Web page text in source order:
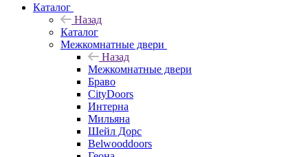
Каталог
Назад
Каталог
Межкомнатные двери
Назад
Межкомнатные двери
Браво
CityDoors
Интерна
Мильяна
Шейл Дорс
Belwooddoors